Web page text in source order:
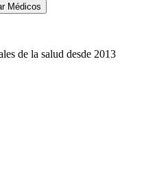
Médicos
de la salud desde 2013